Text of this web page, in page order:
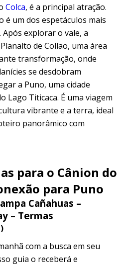
Colca, é a principal atração.
é um dos espetáculos mais
explorar o vale, a
de Collao, uma área
transformação, onde
se desdobram
a Puno, uma cidade
Lago Titicaca. É uma viagem
vibrante e a terra, ideal
panorâmico com
para o Cânion do
para Puno
Cañahuas –
– Termas
com a busca em seu
guia o receberá e